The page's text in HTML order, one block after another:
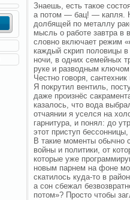
Знаешь, есть такое
а потом — бац! — капля.
долбящей по металлу
мысль о работе завтра в
словно включает режим
каждый скрип половицы в
ночи, в одних семейных
руке и разводным
Честно говоря,
Я покрутил вентиль,
даже произнёс
казалось, что вода
отчаянии я уселся на
гарнитура, и понял: до
этот приступ
В такие моменты обычно
войны и политики, от
которые уже
новым парнем на фоне
скатилось куда-то в
а сон сбежал
потом»? Просто чтобы